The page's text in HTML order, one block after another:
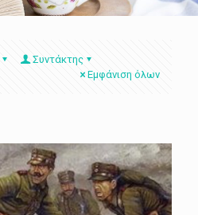
Συντάκτης
Εμφάνιση όλων